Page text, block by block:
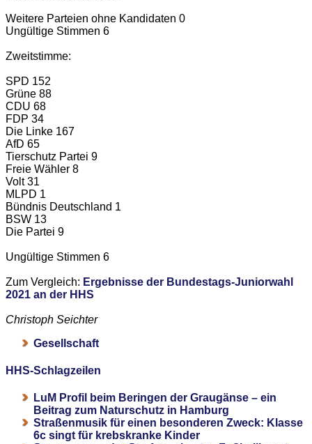
Weitere Parteien ohne Kandidaten 0
Ungültige Stimmen 6
Zweitstimme:
SPD 152
Grüne 88
CDU 68
FDP 34
Die Linke 167
AfD 65
Tierschutz Partei 9
Freie Wähler 8
Volt 31
MLPD 1
Bündnis Deutschland 1
BSW 13
Die Partei 9
Ungültige Stimmen 6
Zum Vergleich: Ergebnisse der Bundestags-Juniorwahl
2021 an der HHS
Christoph Seichter
Gesellschaft
HHS-Schlagzeilen
LuM Profil beim Beringen der Graugänse – ein
Beitrag zum Naturschutz in Hamburg
Straßenmusik für einen besonderen Zweck: Klasse
6c singt für krebskranke Kinder